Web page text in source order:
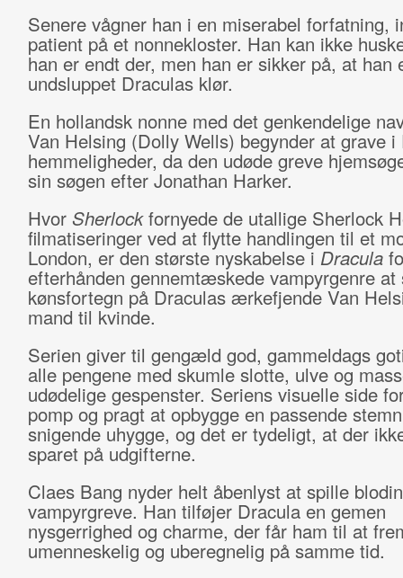
Senere vågner han i en miserabel forfatning,
patient på et nonnekloster. Han kan ikke
han er endt der, men han er sikker på, at han
undsluppet Draculas klør.
En hollandsk nonne med det genkendelige
Van Helsing (Dolly Wells) begynder at grave i
hemmeligheder, da den udøde greve
sin søgen efter Jonathan Harker.
Hvor Sherlockfornyede de utallige Sherlock
filmatiseringer ved at flytte handlingen til et
London, er den største nyskabelse i Dracula
efterhånden gennemtæskede vampyrgenre at
kønsfortegn på Draculas ærkefjende Van
mand til kvinde.
Serien giver til gengæld god, gammeldags
alle pengene med skumle slotte, ulve og
udødelige gespenster. Seriens visuelle side
pomp og pragt at opbygge en passende
snigende uhygge, og det er tydeligt, at der
sparet på udgifterne.
Claes Bang nyder helt åbenlyst at spille
vampyrgreve. Han tilføjer Dracula en gemen
nysgerrighed og charme, der får ham til at
umenneskelig og uberegnelig på samme tid.